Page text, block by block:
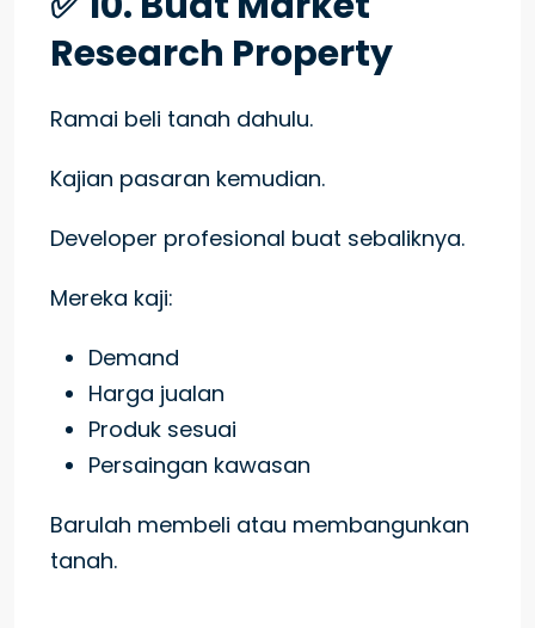
Research Property
Ramai beli tanah dahulu.
Kajian pasaran kemudian.
Developer profesional buat sebaliknya.
Mereka kaji:
Demand
Harga jualan
Produk sesuai
Persaingan kawasan
Barulah membeli atau membangunkan
tanah.